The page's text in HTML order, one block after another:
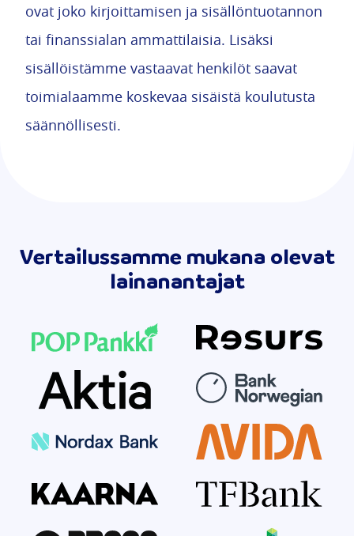
ovat joko kirjoittamisen ja sisällöntuotannon
tai finanssialan ammattilaisia. Lisäksi
sisällöistämme vastaavat henkilöt saavat
toimialaamme koskevaa sisäistä koulutusta
säännöllisesti.
Vertailussamme mukana olevat
lainanantajat